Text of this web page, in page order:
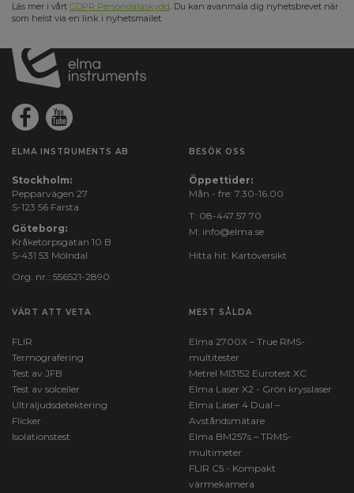
Läs mer i vårt GDPR Persondataskydd. Du kan avanmäla dig nyhetsbrevet när
som helst via en link i nyhetsmailet.
ELMA INSTRUMENTS AB
Stockholm:
Pepparvägen 27
S-123 56 Farsta
Göteborg:
Kråketorpsgatan 10 B
S-431 53 Mölndal
Org. nr.: 556521-2890
BESÖK OSS
Öppettider:
Mån - fre: 7.30-16.00
T: 08-447 57 70
M: info@elma.se
Hitta hit: Kartöversikt
VÄRT ATT VETA
FLIR
Termografering
Test av JFB
Test av solceller
Ultraljudsdetektering
Flicker
Isolationstest
MEST SÅLDA
Elma 2700X – True RMS-
multitester
Metrel MI3152 Eurotest XC
Elma Laser X2 - Grön krysslaser
Elma Laser 4 Dual –
Avståndsmätare
Elma BM257s – TRMS-
multimeter
FLIR C5 - Kompakt
värmekamera